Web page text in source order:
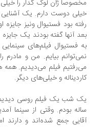
ژان لوک گدار را خیلی
دوست دارم. یک آشنایی دیگر
بود فستیوال ونیز جایزه اول
آنها گفته بودند یک جایزه دیگر
فستیوال فیلم‌های سینمایی
بیایم. من و مادرم را
فیلم می‌دیدیم. همه
و خیلی‌های دیگر.
بودم. وقتی از سینما آمدیم
جمع شده‌اند و دارند امضا